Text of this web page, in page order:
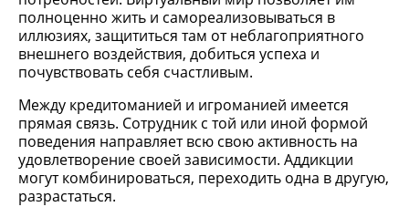
полноценно жить и самореализовываться в
иллюзиях, защититься там от неблагоприятного
внешнего воздействия, добиться успеха и
почувствовать себя счастливым.
Между кредитоманией и игроманией имеется
прямая связь. Сотрудник с той или иной формой
поведения направляет всю свою активность на
удовлетворение своей зависимости. Аддикции
могут комбинироваться, переходить одна в другую,
разрастаться.